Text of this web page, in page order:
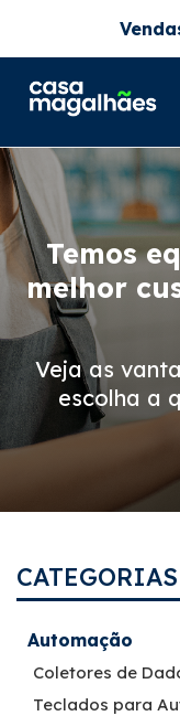
Temos
melhor
Veja as
escolha a
CATEGORIAS
Automação
Coletores de
Teclados para